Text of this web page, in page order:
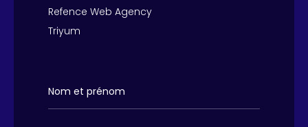
Actualités
— Contact
Refence Web Agency
Triyum